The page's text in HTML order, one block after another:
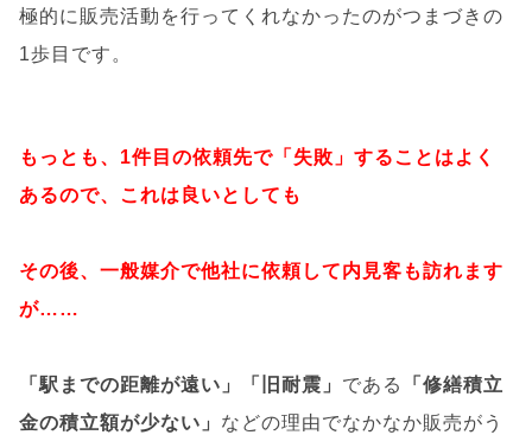
極的に販売活動を行ってくれなかったのがつまづきの
1歩目です。
もっとも、1件目の依頼先で「失敗」することはよく
あるので、これは良いとしても
その後、一般媒介で他社に依頼して内見客も訪れます
が……
「駅までの距離が遠い」「旧耐震」 である
「修繕積立
金の積立額が少ない」 などの理由でなかなか販売がう